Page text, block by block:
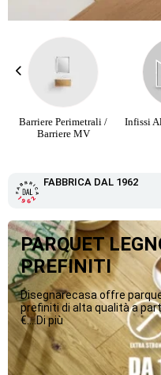
Infissi Aluminio e Legno
FABBRICA DAL 1962
PARQUET
PREFINITI
Disegnarecasa offre
prefiniti di alta qualità a
€....Di più